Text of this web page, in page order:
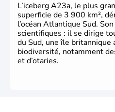
L’iceberg A23a, le plus
superficie de 3 900 km²,
l’océan Atlantique Sud.
scientifiques : il se dirige
du Sud, une île britannique
biodiversité, notamment
et d’otaries.